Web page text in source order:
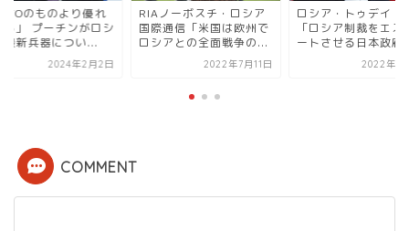
のものより優れ
る」 プーチンがロシ
最新兵器につい...
2024年2月2日
RIAノーボスチ・ロシア
国際通信「米国は欧州で
ロシアとの全面戦争の...
2022年7月11日
ロシア・トゥデイ（
「ロシア制裁をエス
ートさせる日本政府
2022年5
COMMENT